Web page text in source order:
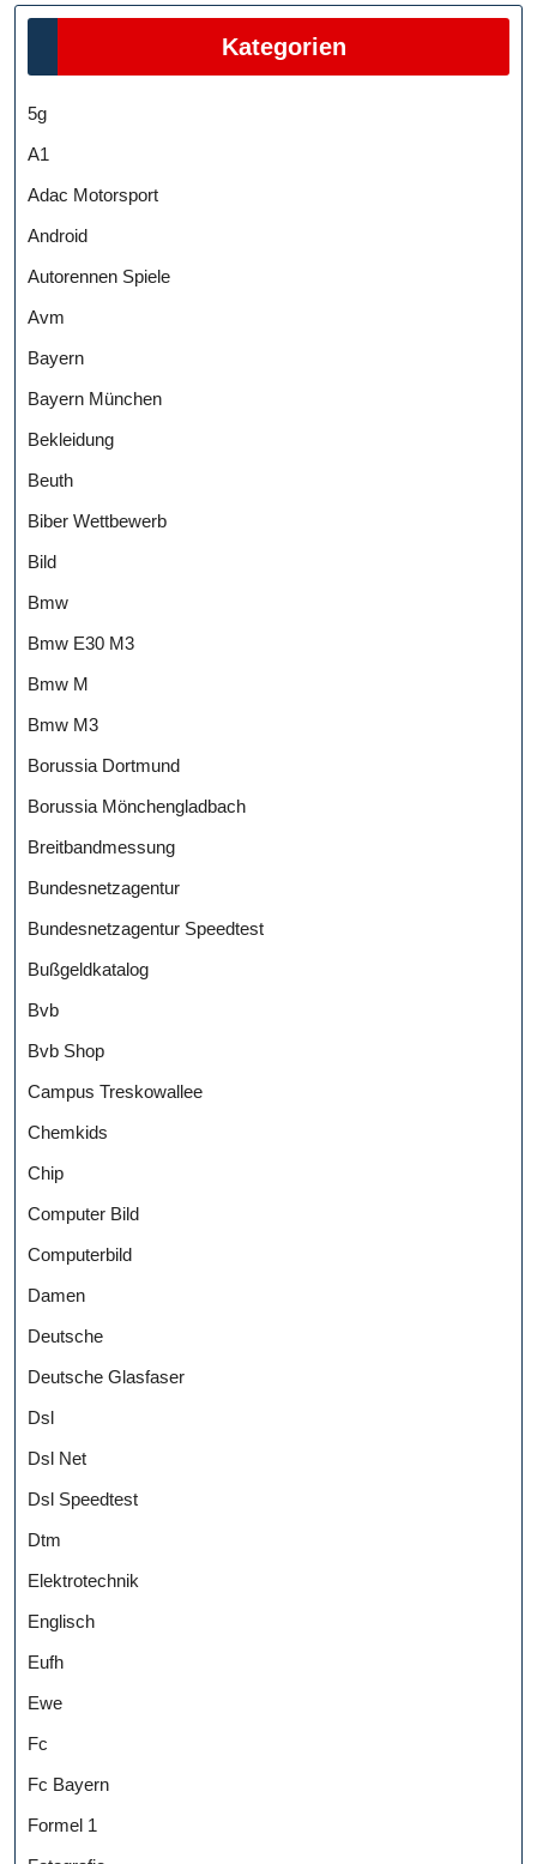
Kategorien
5g
A1
Adac Motorsport
Android
Autorennen Spiele
Avm
Bayern
Bayern München
Bekleidung
Beuth
Biber Wettbewerb
Bild
Bmw
Bmw E30 M3
Bmw M
Bmw M3
Borussia Dortmund
Borussia Mönchengladbach
Breitbandmessung
Bundesnetzagentur
Bundesnetzagentur Speedtest
Bußgeldkatalog
Bvb
Bvb Shop
Campus Treskowallee
Chemkids
Chip
Computer Bild
Computerbild
Damen
Deutsche
Deutsche Glasfaser
Dsl
Dsl Net
Dsl Speedtest
Dtm
Elektrotechnik
Englisch
Eufh
Ewe
Fc
Fc Bayern
Formel 1